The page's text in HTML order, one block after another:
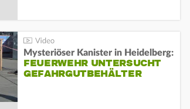
Mysteriöser Kanister in Heidelberg:
FEUERWEHR UNTERSUCHT
GEFAHRGUTBEHÄLTER